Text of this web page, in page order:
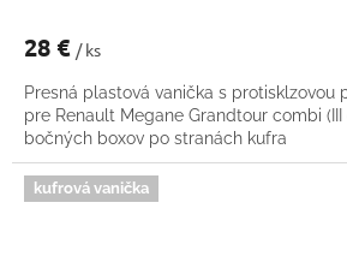
28 € / ks
Presná plastová vanička s protisklzovou
pre Renault Megane Grandtour combi
bočných boxov po stranách kufra
kufrová vanička